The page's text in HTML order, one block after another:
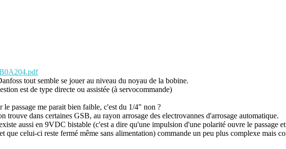
tout semble se jouer au niveau du noyau de la bobine.
est de type directe ou assistée (à servocommande)
passage me parait bien faible, c'est du 1/4" non ?
trouve dans certaines GSB, au rayon arrosage des electrovannes d'arrosage automatique.
aussi en 9VDC bistable (c'est a dire qu'une impulsion d'une polarité ouvre le passage
que celui-ci reste fermé même sans alimentation) commande un peu plus complexe mais